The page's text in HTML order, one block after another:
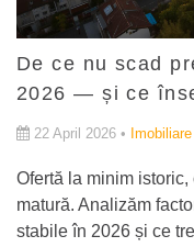
De ce nu scad
2026 — și ce
22 April 2026 • Imobiliare
Ofertă la minim
matură. Analizăm
stabile în 2026 și ce